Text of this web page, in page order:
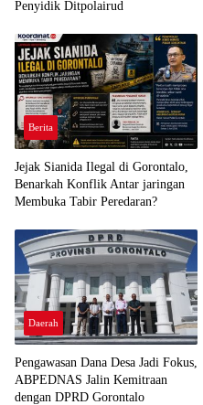
Penyidik Ditpolairud
Berita
Jejak Sianida Ilegal di Gorontalo,
Benarkah Konflik Antar jaringan
Membuka Tabir Peredaran?
Daerah
Pengawasan Dana Desa Jadi Fokus,
ABPEDNAS Jalin Kemitraan
dengan DPRD Gorontalo